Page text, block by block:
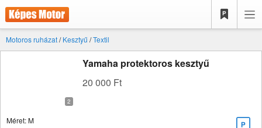
Motoros ruházat/Kesztyű /Textil
Yamaha protektoros kesztyű
20 000 Ft
Méret: M